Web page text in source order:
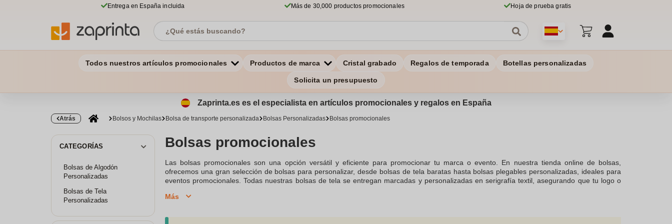
Entrega en España incluida Más de 30,000 productos promocionales Hoja de prueba gratis
Todos nuestros artículos promocionales Productos de marca Cristal grabado Regalos de temporada Botellas personalizadas
Solicita un presupuesto
Zaprinta.es es el especialista en artículos promocionales y regalos en España
Atrás Bolsos y Mochilas Bolsa de transporte personalizada Bolsas Personalizadas Bolsas promocionales
CATEGORÍAS
Bolsas de Algodón
Personalizadas
Bolsas de Tela
Personalizadas
Bolsas promocionales
Las bolsas promocionales son una opción versátil y eficiente para promocionar tu marca o evento. En nuestra tienda online de bolsas,
ofrecemos una gran selección de bolsas para personalizar, desde bolsas de tela baratas hasta bolsas plegables personalizadas, ideales para
eventos promocionales. Todas nuestras bolsas de tela se entregan marcadas y personalizadas en serigrafía textil, asegurando que tu logo o
convirtiéndose en un regalo publicitario eficaz. Contamos con bolsas de distintos tipos de bolsas de tela, incluyendo bolsitas de tela no tejida,
una opción ecológica, ya que ofrecemos bolsas ecológicas personalizadas y bolsas de tela reciclables.En nuestra selección de bolsas,
Más